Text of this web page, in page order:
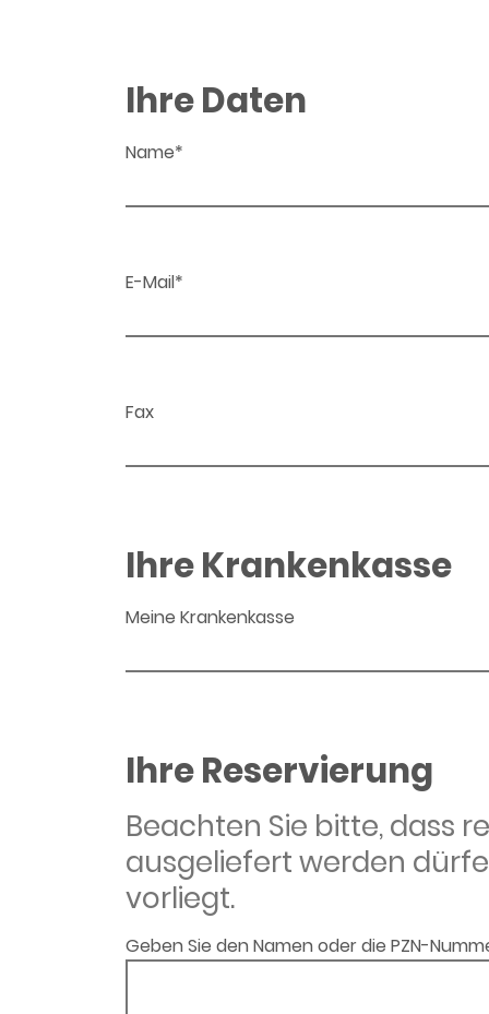
Ihre Daten
Name*
E-Mail*
Fax
Ihre Krankenkasse
Meine Krankenkasse
Ihre Reservierung
Beachten Sie bitte, dass
ausgeliefert werden
vorliegt.
Geben Sie den Namen oder die PZN-